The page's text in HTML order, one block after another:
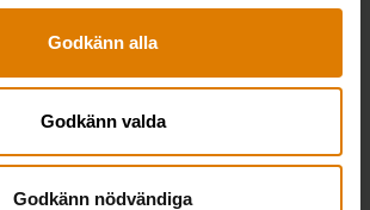
Godkänn alla
Godkänn valda
Godkänn nödvändiga